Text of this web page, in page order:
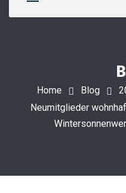
Home Blog
Neumitglieder